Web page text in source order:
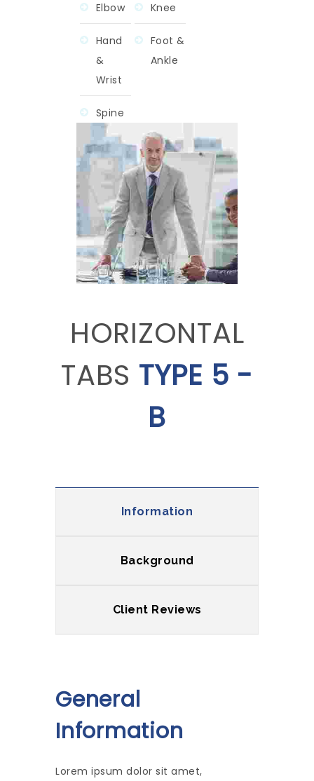
Elbow
Hand
&
Wrist
Spine
Knee
Foot &
Ankle
HORIZONTAL
TABS TYPE 5 -
B
Information
Background
Client Reviews
General
Information
Lorem ipsum dolor sit amet,